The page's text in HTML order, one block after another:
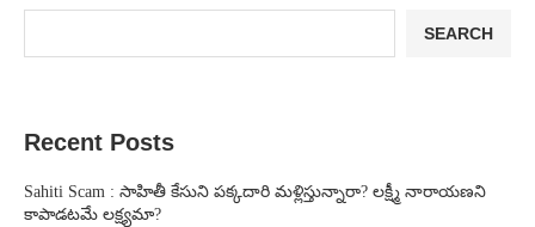
SEARCH
Recent Posts
Sahiti Scam : సాహితీ కేసుని పక్కదారి మళ్లిస్తున్నారా? లక్ష్మీ నారాయణని
కాపాడటమే లక్ష్యమా?